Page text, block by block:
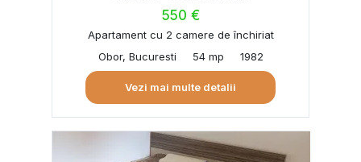
550 €
Apartament cu 2 camere de închiriat
Obor, Bucuresti
54 mp 1982
Vezi mai multe detalii